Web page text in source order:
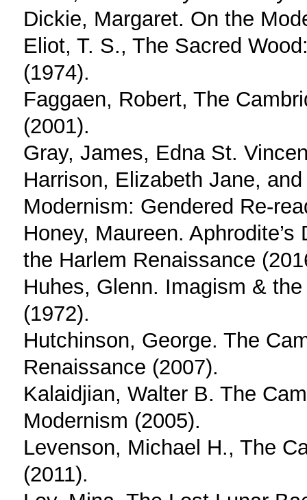
Dickie, Margaret. On the
Eliot, T. S., The Sacred
(1974).
Faggaen, Robert, The
(2001).
Gray, James, Edna St.
Harrison, Elizabeth Jane,
Modernism: Gendered Re-
Honey, Maureen.
the Harlem Renaissance
Huhes, Glenn. Imagism &
(1972).
Hutchinson, George. The
Renaissance (2007).
Kalaidjian, Walter B. The
Modernism (2005).
Levenson, Michael H., The
(2011).